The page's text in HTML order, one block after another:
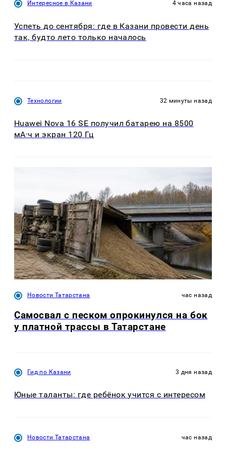
Интересное в Казани 4 часа назад
Успеть до сентября: где в Казани провести день
так, будто лето только началось
Технологии 32 минуты назад
Huawei Nova 16 SE получил батарею на 8500
мА·ч и экран 120 Гц
Новости Татарстана час назад
Самосвал с песком опрокинулся на бок
у платной трассы в Татарстане
Гид по Казани 3 дня назад
Юные таланты: где ребёнок учится с интересом
Новости Татарстана час назад